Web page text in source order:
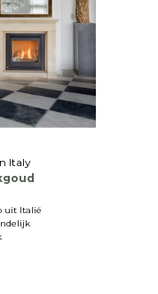
Italy
uit Italië